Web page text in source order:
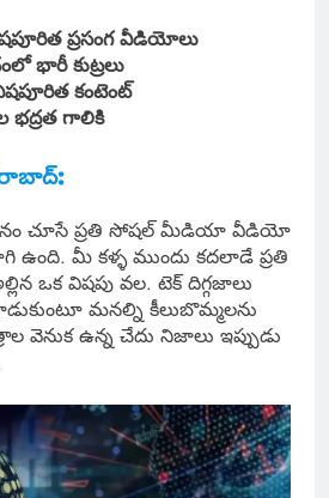
ప్రసంగ వీడియోలు
భారీ కుట్రలు
కంటెంట్
గాలికి
చూసే ప్రతి సోషల్ మీడియా వీడియో
ఉంది. మీ కళ్ళ ముందు కదలాడే ప్రతి
ఒక విషపు వల. టెక్ దిగ్గజాలు
మనల్ని కీలుబొమ్మలను
వెనుక ఉన్న చేదు నిజాలు ఇప్పుడు